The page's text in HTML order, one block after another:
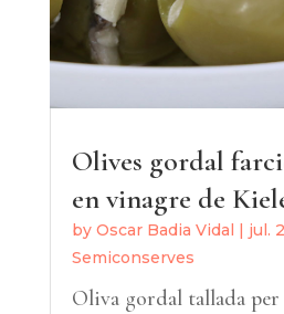
Olives gordal
en vinagre de
by Oscar Badia Vidal jul.
Semiconserves
Oliva gordal tallada